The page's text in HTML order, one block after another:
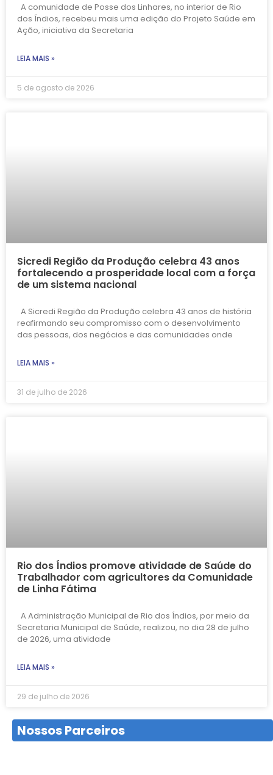
A comunidade de Posse dos Linhares, no interior de Rio
dos Índios, recebeu mais uma edição do Projeto Saúde em
Ação, iniciativa da Secretaria
LEIA MAIS »
5 de agosto de 2026
Sicredi Região da Produção celebra 43 anos
fortalecendo a prosperidade local com a força
de um sistema nacional
A Sicredi Região da Produção celebra 43 anos de história
reafirmando seu compromisso com o desenvolvimento
das pessoas, dos negócios e das comunidades onde
LEIA MAIS »
31 de julho de 2026
Rio dos Índios promove atividade de Saúde do
Trabalhador com agricultores da Comunidade
de Linha Fátima
A Administração Municipal de Rio dos Índios, por meio da
Secretaria Municipal de Saúde, realizou, no dia 28 de julho
de 2026, uma atividade
LEIA MAIS »
29 de julho de 2026
Nossos Parceiros